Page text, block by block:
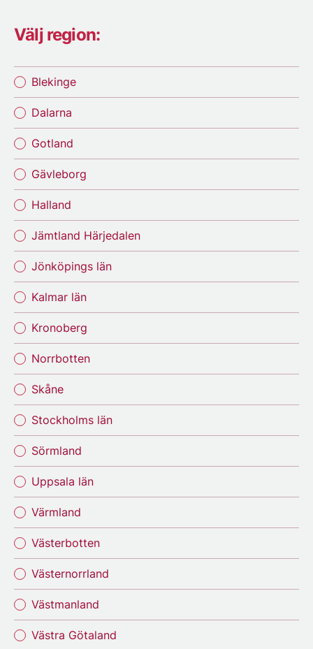
Välj region:
Blekinge
Dalarna
Gotland
Gävleborg
Halland
Jämtland Härjedalen
Jönköpings län
Kalmar län
Kronoberg
Norrbotten
Skåne
Stockholms län
Sörmland
Uppsala län
Värmland
Västerbotten
Västernorrland
Västmanland
Västra Götaland